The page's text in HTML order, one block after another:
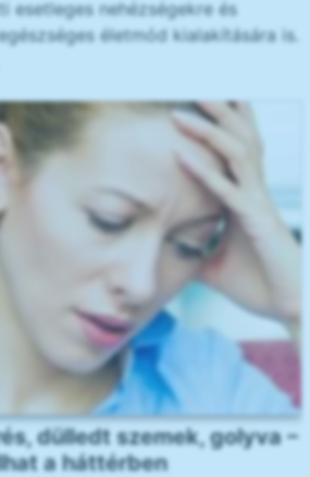
esetleges nehézségekre és
életmód kialakítására is.
dülledt szemek, golyva –
a háttérben